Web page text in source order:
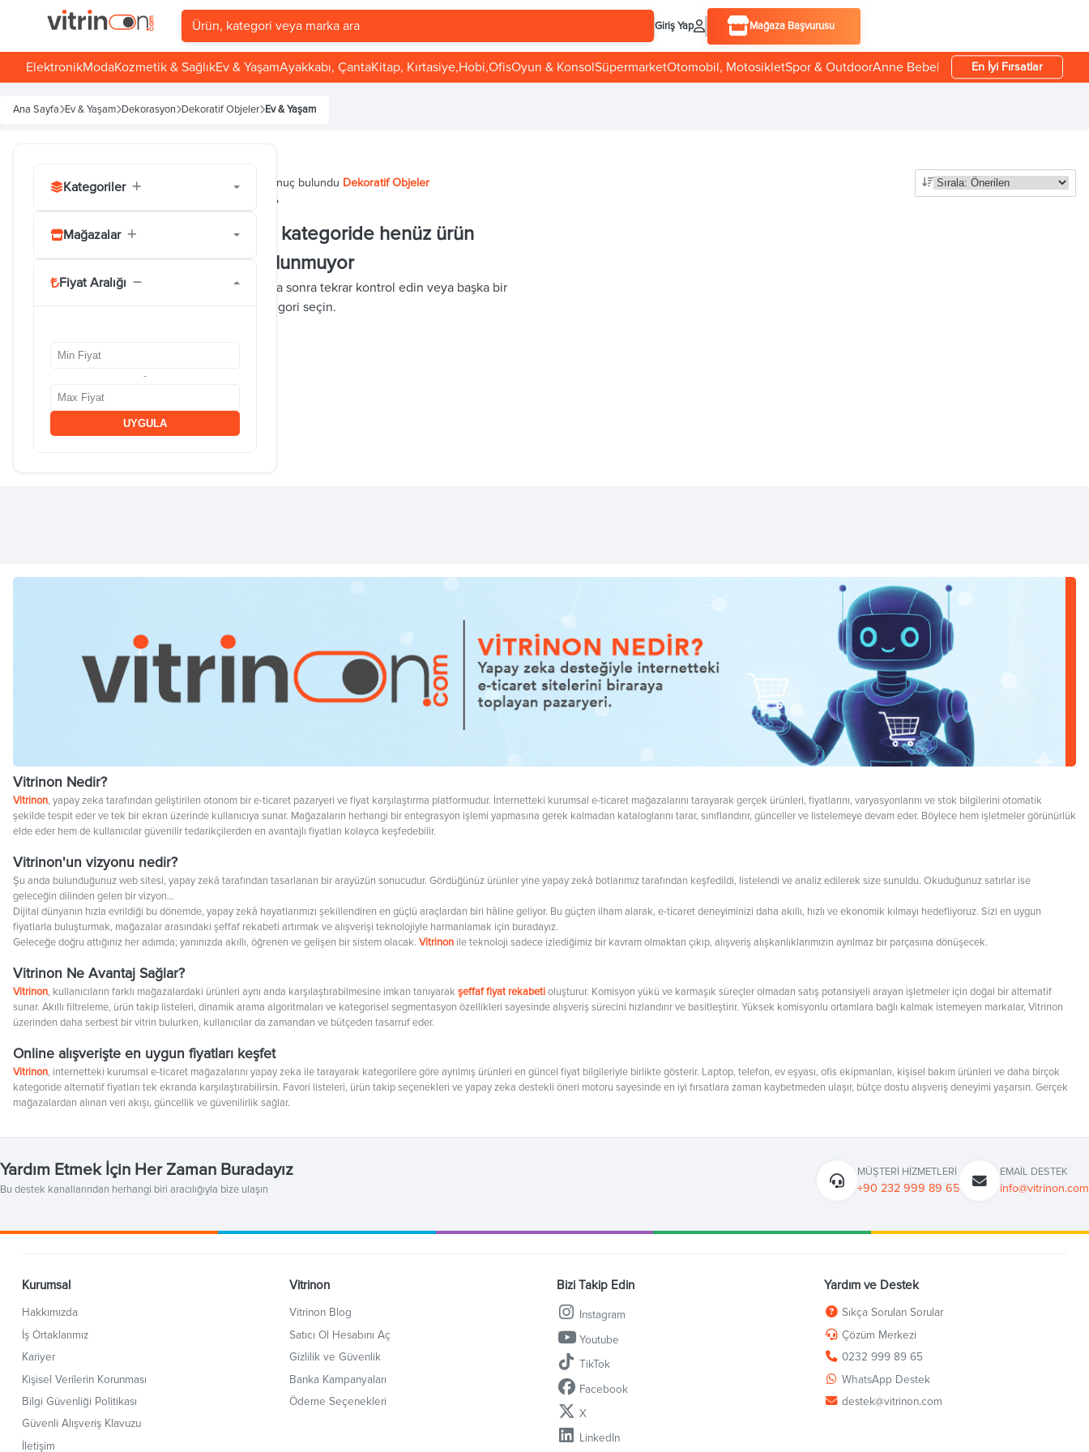
Giriş Yap Mağaza Başvurusu
ElektronikModaKozmetik & SağlıkEv & YaşamAyakkabı, ÇantaKitap, Kırtasiye,Hobi,OfisOyun & KonsolSüpermarketOtomobil, MotosikletSpor & OutdoorAnne Bebek En İyi Fırsatlar
Ana Sayfa Ev & Yaşam Dekorasyon Dekoratif Objeler Ev & Yaşam
Kategoriler
Mağazalar
Fiyat Aralığı
-
UYGULA
sonuç bulundu Dekoratif Objeler
Bu kategoride henüz ürün
bulunmuyor
Daha sonra tekrar kontrol edin veya başka bir
kategori seçin.
Vitrinon Nedir?
Vitrinon, yapay zeka tarafından geliştirilen otonom bir e-ticaret pazaryeri ve fiyat karşılaştırma platformudur. İnternetteki kurumsal e-ticaret mağazalarını tarayarak gerçek ürünleri, fiyatlarını, varyasyonlarını ve stok bilgilerini otomatik
şekilde tespit eder ve tek bir ekran üzerinde kullanıcıya sunar. Mağazaların herhangi bir entegrasyon işlemi yapmasına gerek kalmadan kataloglarını tarar, sınıflandırır, günceller ve listelemeye devam eder. Böylece hem işletmeler görünürlük
elde eder hem de kullanıcılar güvenilir tedarikçilerden en avantajlı fiyatları kolayca keşfedebilir.
Vitrinon'un vizyonu nedir?
Şu anda bulunduğunuz web sitesi, yapay zekâ tarafından tasarlanan bir arayüzün sonucudur. Gördüğünüz ürünler yine yapay zekâ botlarımız tarafından keşfedildi, listelendi ve analiz edilerek size sunuldu. Okuduğunuz satırlar ise
geleceğin dilinden gelen bir vizyon…
Dijital dünyanın hızla evrildiği bu dönemde, yapay zekâ hayatlarımızı şekillendiren en güçlü araçlardan biri hâline geliyor. Bu güçten ilham alarak, e-ticaret deneyiminizi daha akıllı, hızlı ve ekonomik kılmayı hedefliyoruz. Sizi en uygun
fiyatlarla buluşturmak, mağazalar arasındaki şeffaf rekabeti artırmak ve alışverişi teknolojiyle harmanlamak için buradayız.
Geleceğe doğru attığınız her adımda; yanınızda akıllı, öğrenen ve gelişen bir sistem olacak. Vitrinon ile teknoloji sadece izlediğimiz bir kavram olmaktan çıkıp, alışveriş alışkanlıklarımızın ayrılmaz bir parçasına dönüşecek.
Vitrinon Ne Avantaj Sağlar?
Vitrinon, kullanıcıların farklı mağazalardaki ürünleri aynı anda karşılaştırabilmesine imkan tanıyarak şeffaf fiyat rekabetioluşturur. Komisyon yükü ve karmaşık süreçler olmadan satış potansiyeli arayan işletmeler için doğal bir alternatif
sunar. Akıllı filtreleme, ürün takip listeleri, dinamik arama algoritmaları ve kategorisel segmentasyon özellikleri sayesinde alışveriş sürecini hızlandırır ve basitleştirir. Yüksek komisyonlu ortamlara bağlı kalmak istemeyen markalar, Vitrinon
üzerinden daha serbest bir vitrin bulurken, kullanıcılar da zamandan ve bütçeden tasarruf eder.
Online alışverişte en uygun fiyatları keşfet
Vitrinon, internetteki kurumsal e-ticaret mağazalarını yapay zeka ile tarayarak kategorilere göre ayrılmış ürünleri en güncel fiyat bilgileriyle birlikte gösterir. Laptop, telefon, ev eşyası, ofis ekipmanları, kişisel bakım ürünleri ve daha birçok
kategoride alternatif fiyatları tek ekranda karşılaştırabilirsin. Favori listeleri, ürün takip seçenekleri ve yapay zeka destekli öneri motoru sayesinde en iyi fırsatlara zaman kaybetmeden ulaşır, bütçe dostu alışveriş deneyimi yaşarsın. Gerçek
mağazalardan alınan veri akışı, güncellik ve güvenilirlik sağlar.
Yardım Etmek İçin Her Zaman Buradayız
Bu destek kanallarından herhangi biri aracılığıyla bize ulaşın
MÜŞTERI HIZMETLERI
+90 232 999 89 65
EMAIL DESTEK
info@vitrinon.com
Kurumsal
Hakkımızda
İş Ortaklarımız
Kariyer
Kişisel Verilerin Korunması
Bilgi Güvenliği Politikası
Güvenli Alışveriş Klavuzu
İletişim
Vitrinon
Vitrinon Blog
Satıcı Ol Hesabını Aç
Gizlilik ve Güvenlik
Banka Kampanyaları
Ödeme Seçenekleri
Bizi Takip Edin
Instagram
Youtube
TikTok
Facebook
X
LinkedIn
Yardım ve Destek
Sıkça Sorulan Sorular
Çözüm Merkezi
0232 999 89 65
WhatsApp Destek
destek@vitrinon.com